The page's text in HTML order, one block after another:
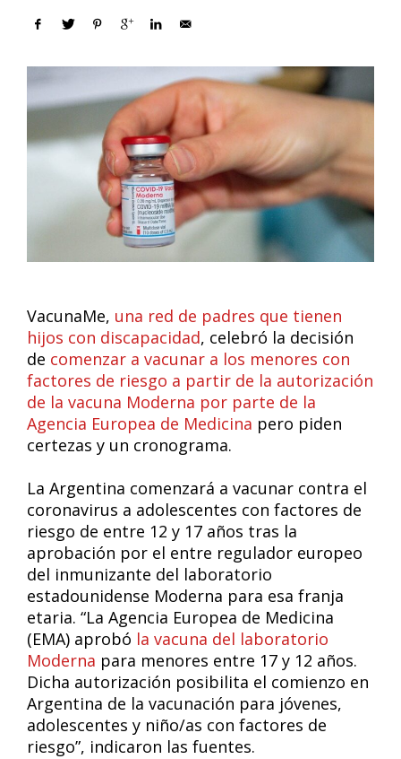
VacunaMe, una red de padres que tienen
hijos con discapacidad, celebró la decisión
de comenzar a vacunar a los menores con
factores de riesgo a partir de la autorización
de la vacuna Moderna por parte de la
Agencia Europea de Medicina pero piden
certezas y un cronograma.
La Argentina comenzará a vacunar contra el
coronavirus a adolescentes con factores de
riesgo de entre 12 y 17 años tras la
aprobación por el entre regulador europeo
del inmunizante del laboratorio
estadounidense Moderna para esa franja
etaria. “La Agencia Europea de Medicina
(EMA) aprobó la vacuna del laboratorio
Moderna para menores entre 17 y 12 años.
Dicha autorización posibilita el comienzo en
Argentina de la vacunación para jóvenes,
adolescentes y niño/as con factores de
riesgo”, indicaron las fuentes.